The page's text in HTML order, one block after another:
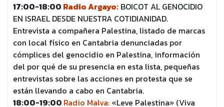
17:00-18:00 Radio Argayo: BOICOT AL GENOCIDIO
EN ISRAEL DESDE NUESTRA COTIDIANIDAD.
Entrevista a compañera Palestina, listado de marcas
con local físico en Cantabria denunciadas por
cómplices del genocidio en Palestina, información
del por qué de su presencia en esta lista, pequeñas
entrevistas sobre las acciones en protesta que se
están llevando a cabo en Cantabria.
18:00-19:00 Radio Malva: «Leve Palestina» (Viva